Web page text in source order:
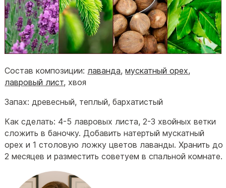
Состав композиции: лаванда,мускатный орех,
лавровый лист, хвоя
Запах: древесный, теплый, бархатистый
Как сделать: 4-5 лавровых листа, 2-3 хвойных ветки
сложить в баночку. Добавить натертый мускатный
орех и 1 столовую ложку цветов лаванды. Хранить до
2 месяцев и разместить советуем в спальной комнате.